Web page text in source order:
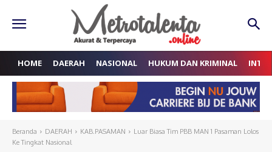
HOME DAERAH NASIONAL HUKUM DAN KRIMINAL
Beranda DAERAH KAB.PASAMAN
Luar Biasa Tim PBB MAN 1 Pasaman Lolos
Ke Tingkat Nasional